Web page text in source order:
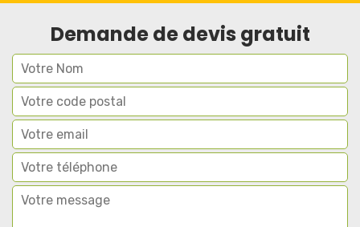
Demande de devis gratuit